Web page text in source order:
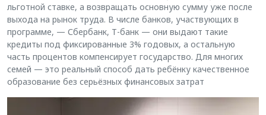
льготной ставке, а возвращать основную сумму уже после
выхода на рынок труда. В числе банков, участвующих в
программе, — Сбербанк, Т-банк — они выдают такие
кредиты под фиксированные 3% годовых, а остальную
часть процентов компенсирует государство. Для многих
семей — это реальный способ дать ребёнку качественное
образование без серьёзных финансовых затрат